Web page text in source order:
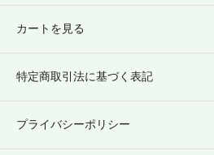
カートを見る
特定商取引法に基づく表記
プライバシーポリシー